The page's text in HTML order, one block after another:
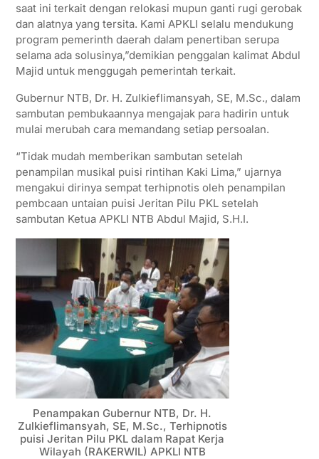
saat ini terkait dengan relokasi mupun ganti rugi gerobak
dan alatnya yang tersita. Kami APKLI selalu mendukung
program pemerinth daerah dalam penertiban serupa
selama ada solusinya,”demikian penggalan kalimat Abdul
Majid untuk menggugah pemerintah terkait.
Gubernur NTB, Dr. H. Zulkieflimansyah, SE, M.Sc., dalam
sambutan pembukaannya mengajak para hadirin untuk
mulai merubah cara memandang setiap persoalan.
“Tidak mudah memberikan sambutan setelah
penampilan musikal puisi rintihan Kaki Lima,” ujarnya
mengakui dirinya sempat terhipnotis oleh penampilan
pembcaan untaian puisi Jeritan Pilu PKL setelah
sambutan Ketua APKLI NTB Abdul Majid, S.H.I.
Penampakan Gubernur NTB, Dr. H.
Zulkieflimansyah, SE, M.Sc., Terhipnotis
puisi Jeritan Pilu PKL dalam Rapat Kerja
Wilayah (RAKERWIL) APKLI NTB